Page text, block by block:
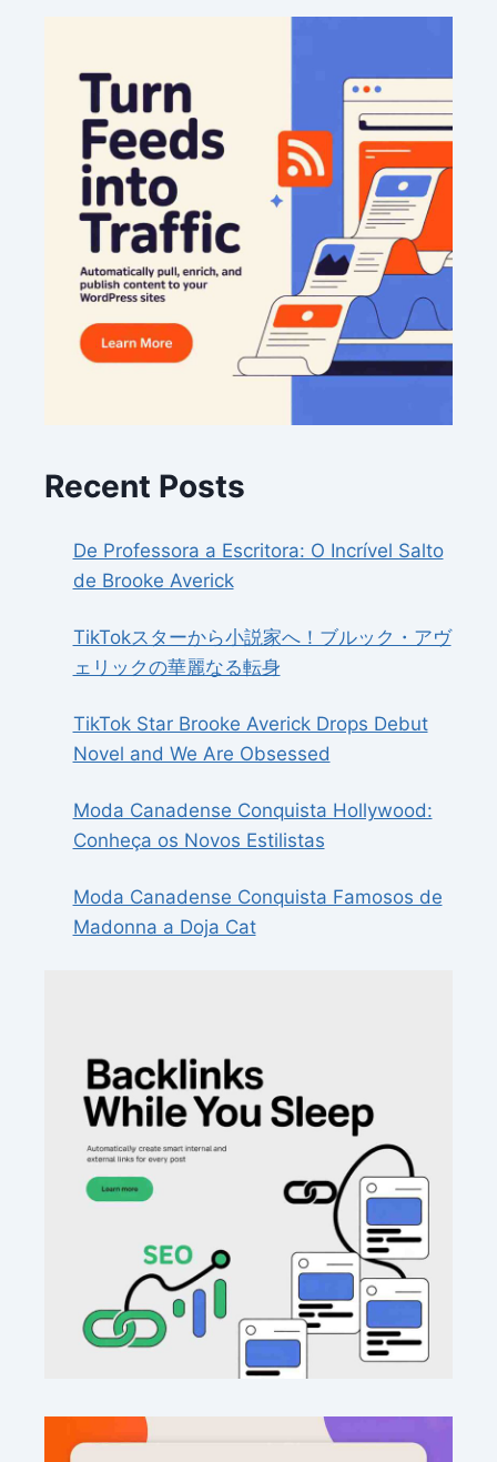
Recent Posts
De Professora a Escritora: O Incrível Salto
de Brooke Averick
TikTokスターから小説家へ！ブルック・アヴ
ェリックの華麗なる転身
TikTok Star Brooke Averick Drops Debut
Novel and We Are Obsessed
Moda Canadense Conquista Hollywood:
Conheça os Novos Estilistas
Moda Canadense Conquista Famosos de
Madonna a Doja Cat